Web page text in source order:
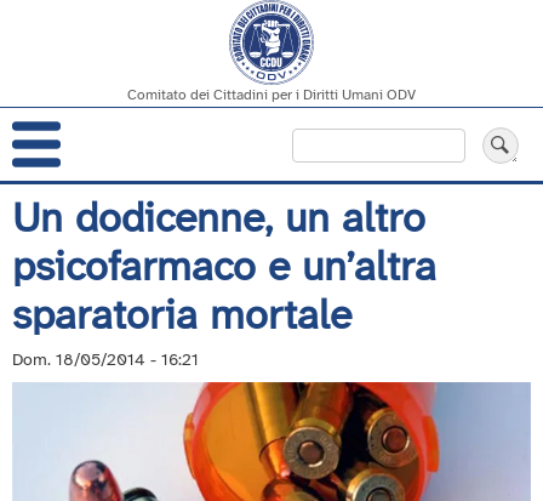
Salta
al
contenuto
Comitato dei Cittadini per i Diritti Umani ODV
Navigazione
principale
Un dodicenne, un altro
psicofarmaco e un’altra
sparatoria mortale
Dom. 18/05/2014 - 16:21